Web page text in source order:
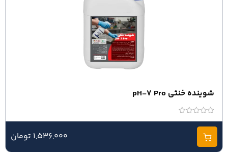
شوینده خنثی pH-7 Pro
امتیاز
0
از
5
1,536,000 تومان